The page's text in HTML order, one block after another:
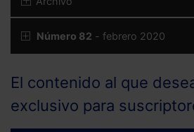
Número 82 - febrero 2020
El contenido al que
exclusivo para